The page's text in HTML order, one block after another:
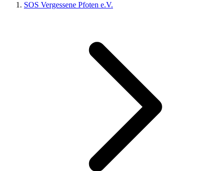
SOS Vergessene Pfoten e.V.